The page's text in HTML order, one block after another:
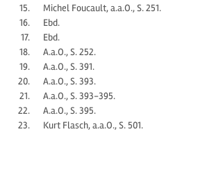
Michel Foucault, a.a.O., S. 251.
Ebd.
Ebd.
A.a.O., S. 252.
A.a.O., S. 391.
A.a.O., S. 393.
A.a.O., S. 393-395.
A.a.O., S. 395.
Kurt Flasch, a.a.O., S. 501.